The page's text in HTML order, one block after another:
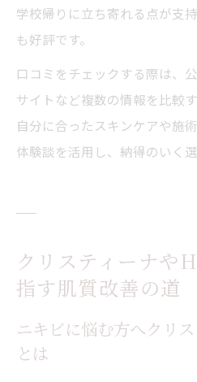
学校帰りに立ち寄れる点が支
も好評です。
口コミをチェックする際は、
サイトなど複数の情報を比較
自分に合ったスキンケアや施
体験談を活用し、納得のいく
クリスティーナ
指す肌質改善の道
ニキビに悩む方へクリ
とは